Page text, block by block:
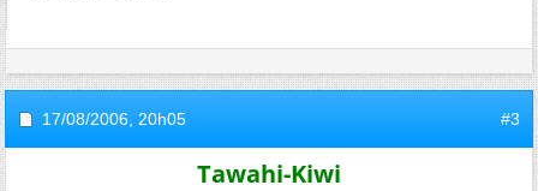
17/08/2006, 20h05 #3
Tawahi-Kiwi